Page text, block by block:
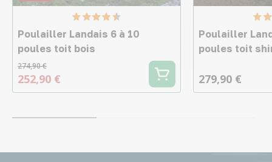
Poulailler Landais 6 à 10
poules toit bois
274,90 €
252,90 €
Poulailler
poules toit
279,90 €